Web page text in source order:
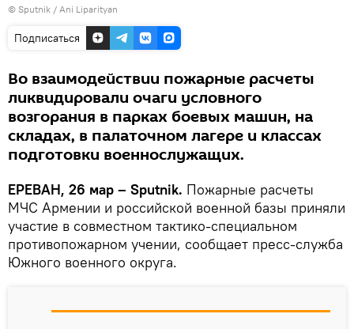
© Sputnik / Ani Liparityan
Подписаться
Во взаимодействии пожарные расчеты
ликвидировали очаги условного
возгорания в парках боевых машин, на
складах, в палаточном лагере и классах
подготовки военнослужащих.
ЕРЕВАН, 26 мар – Sputnik. Пожарные расчеты
МЧС Армении и российской военной базы приняли
участие в совместном тактико-специальном
противопожарном учении, сообщает пресс-служба
Южного военного округа.